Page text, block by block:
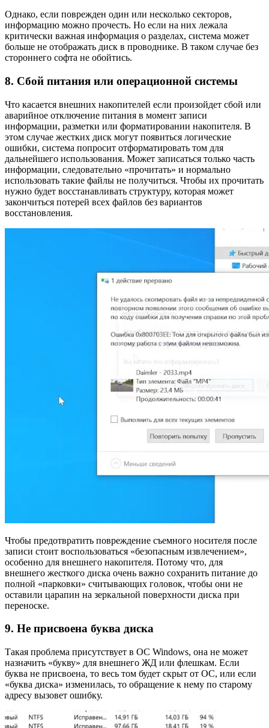
Однако, если поврежден один или несколько секторов,
информацию можно прочесть. Но если на них лежала
критически важная информация о разделах, система может
больше не отображать диск в проводнике. В таком случае без
стороннего софта не обойтись.
8. Сбой питания или операционной системы
Что касается внешних накопителей если произойдет сбой или
аварийное отключение питания в момент записи
информации, разметки или форматировании накопителя. В
этом случае жестких диск могут появиться логические
ошибки, система попросит отформатировать том для
дальнейшего использования. Может записаться только часть
информации, следовательно «прочитать» и нормально
использовать такие файлы не получиться. Чтобы их прочитать
нужно будет восстанавливать структуру, которая может
закончиться потерей всех файлов без вариантов
восстановления.
Чтобы предотвратить повреждение съемного носителя после
записи стоит воспользоваться «безопасным извлечением»,
особенно для внешнего накопителя. Потому что, для
внешнего жесткого диска очень важно сохранить питание до
полной «парковки» считывающих головок, чтобы они не
оставили царапин на зеркальной поверхности диска при
переноске.
9. Не присвоена буква диска
Такая проблема присутствует в ОС Windows, она не может
назначить «букву» для внешнего ЖД или флешкам. Если
буква не присвоена, то весь том будет скрыт от ОС, или если
«буква диска» изменилась, то обращение к нему по старому
адресу вызовет ошибку.